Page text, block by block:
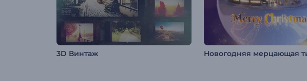
3D Винтаж